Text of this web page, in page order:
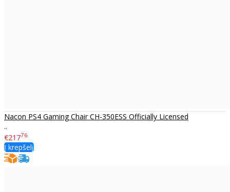
Nacon PS4 Gaming Chair CH-350ESS Officially Licensed
..
€21776
Į krepšelį